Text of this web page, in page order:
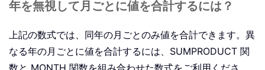
年を無視して月ごとに値を合計するには？
上記の数式では、同年の月ごとのみ値を合計できます。異
なる年の月ごとに値を合計するには、SUMPRODUCT 関